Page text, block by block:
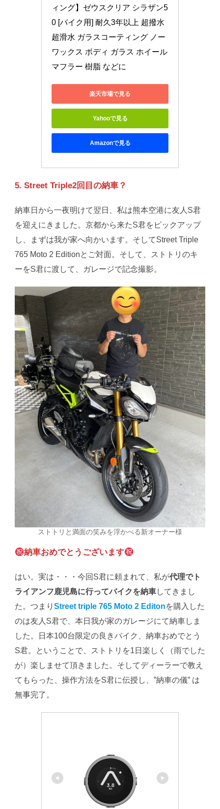
ィング】ゼウスクリア シラザン5
0 [バイク用] 耐久3年以上 超撥水
超滑水 ガラスコーティング ノー
ワックス ボディ ガラス ホイール
マフラー 樹脂 などに
楽天市場で見る
Yahooで見る
Amazonで見る
5. Street Triple2回目の納車？
納車日から一夜明けて翌日、私は熊本空港に友人S君
を迎えにきました。京都から来たS君をピックアップ
し、まずは我が家へ向かいます。そしてStreet Triple
765 Moto 2 Editionとご対面。そして、ストトリのキ
ーをS君に渡して、ガレージで記念撮影。
ストトリと満面の笑みを浮かべる新オーナー様
納車おめでとうございます
はい。実は・・・今回S君に頼まれて、私が代理でト
ライアンフ鹿児島に行ってバイクを納車してきまし
た。つまり Street triple 765 Moto 2 Editonを購入した
のは友人S君で、本日我が家のガレージにて納車しま
した。日本100台限定の良きバイク、納車おめでとう
S君。ということで、ストトリを1日楽しく（雨でした
が）楽しませて頂きました。そしてディーラーで教え
てもらった、操作方法をS君に伝授し、”納車の儀” は
無事完了。